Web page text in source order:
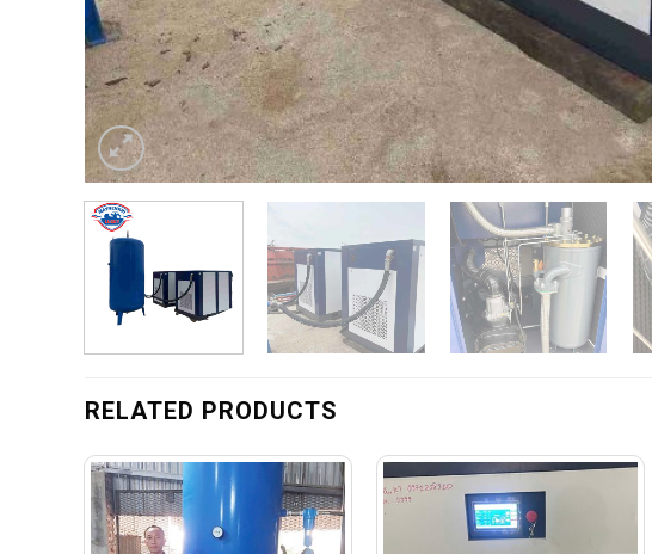
RELATED PRODUCTS